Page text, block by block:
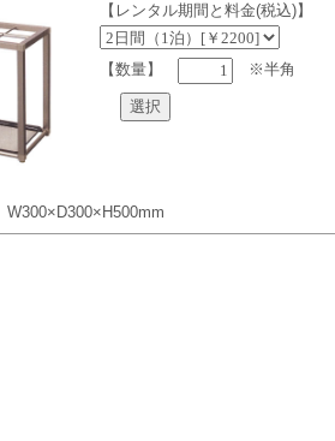
【レンタル期間と料金(税込)】
【数量】 ※半角
W300×D300×H500mm